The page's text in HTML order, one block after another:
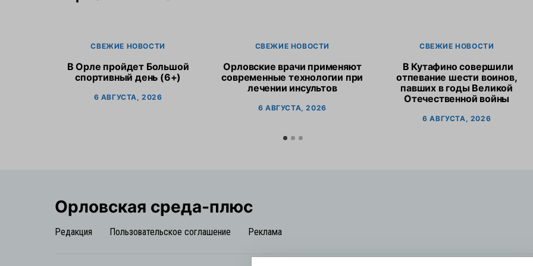
СВЕЖИЕ НОВОСТИ
В Орле пройдет Большой
спортивный день (6+)
6 АВГУСТА, 2026
СВЕЖИЕ НОВОСТИ
Орловские врачи применяют
современные технологии при
лечении инсультов
6 АВГУСТА, 2026
СВЕЖИЕ НОВОСТИ
В Кутафино совершили
отпевание шести воинов,
павших в годы Великой
Отечественной войны
6 АВГУСТА, 2026
Орловская cреда-плюс
Редакция Пользовательское соглашение Реклама